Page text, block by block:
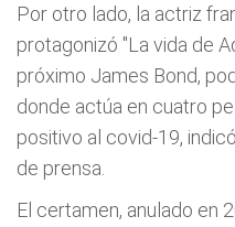
Por otro lado, la actriz
protagonizó "La vida de
próximo James Bond,
donde actúa en cuatro
positivo al covid-19,
de prensa.
El certamen, anulado en